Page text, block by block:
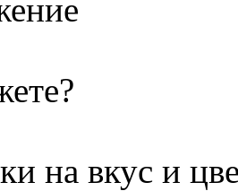
на вкус и